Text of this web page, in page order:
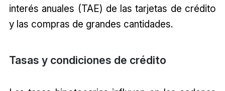
interés anuales (TAE) de las tarjetas de crédito
y las compras de grandes cantidades.
Tasas y condiciones de crédito